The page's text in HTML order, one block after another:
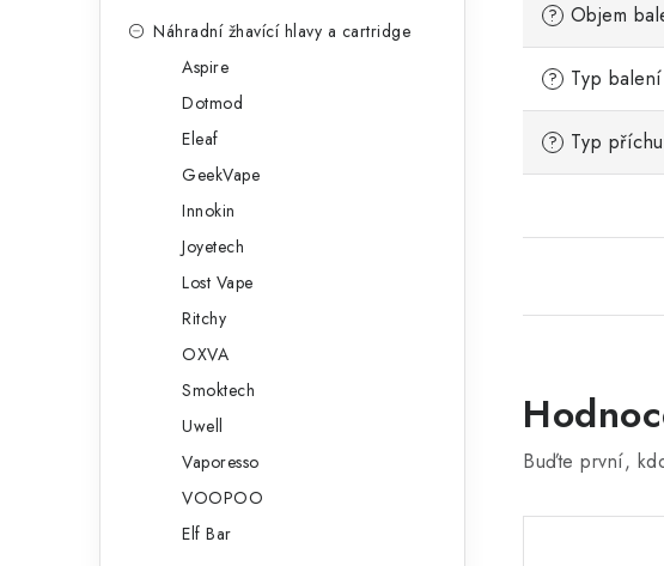
Náhradní žhavící hlavy a cartridge
Aspire
Dotmod
Eleaf
GeekVape
Innokin
Joyetech
Lost Vape
Ritchy
OXVA
Smoktech
Uwell
Vaporesso
VOOPOO
Elf Bar
? Objem
? Typ balení
? Typ
Buďte první,